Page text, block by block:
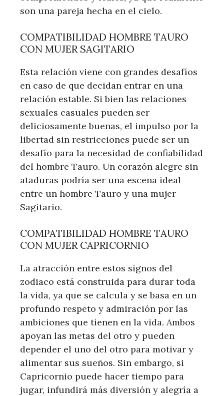
son una pareja hecha en el cielo.
COMPATIBILIDAD HOMBRE TAURO
CON MUJER SAGITARIO
Esta relación viene con grandes desafíos
en caso de que decidan entrar en una
relación estable. Si bien las relaciones
sexuales casuales pueden ser
deliciosamente buenas, el impulso por la
libertad sin restricciones puede ser un
desafío para la necesidad de confiabilidad
del hombre Tauro. Un corazón alegre sin
ataduras podría ser una escena ideal
entre un hombre Tauro y una mujer
Sagitario.
COMPATIBILIDAD HOMBRE TAURO
CON MUJER CAPRICORNIO
La atracción entre estos signos del
zodiaco está construida para durar toda
la vida, ya que se calcula y se basa en un
profundo respeto y admiración por las
ambiciones que tienen en la vida. Ambos
apoyan las metas del otro y pueden
depender el uno del otro para motivar y
alimentar sus sueños. Sin embargo, si
Capricornio puede hacer tiempo para
jugar, infundirá más diversión y alegría a